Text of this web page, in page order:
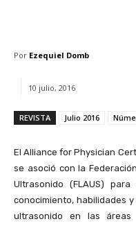
Por Ezequiel Domb
10 julio, 2016
REVISTA Julio 2016
El Alliance for Physician
se asoció con la
Ultrasonido (FLAUS)
conocimiento, habilidades
ultrasonido en las